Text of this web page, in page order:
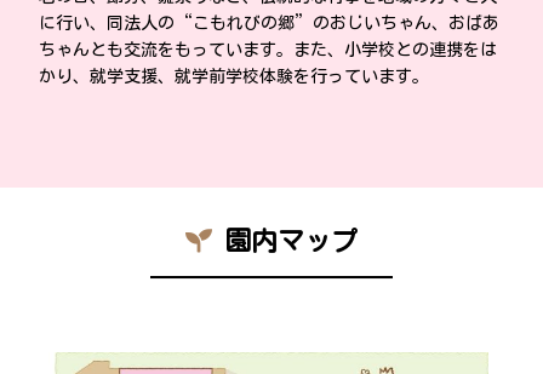
に行い、同法人の“こもれびの郷”のおじいちゃん、おばあ
ちゃんとも交流をもっています。また、小学校との連携をは
かり、就学支援、就学前学校体験を行っています。
園内マップ